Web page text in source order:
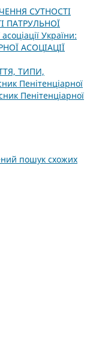
СУТНОСТІ
ПАТРУЛЬНОЇ
України:
АСОЦІАЦІЇ
ТИПИ,
Пенітенціарної
Пенітенціарної
пошук схожих